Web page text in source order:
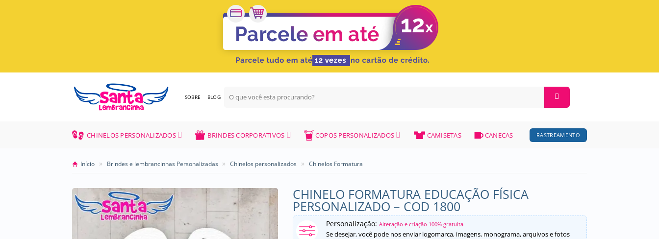
SOBRE BLOG
por:
CHINELOS PERSONALIZADOS BRINDES CORPORATIVOS COPOS PERSONALIZADOS CAMISETAS CANECAS RASTREAMENTO
Início » Brindes e lembrancinhas Personalizadas » Chinelos personalizados » Chinelos Formatura
CHINELO FORMATURA EDUCAÇÃO FÍSICA
PERSONALIZADO – COD 1800
Personalização: Alteração e criação 100% gratuita
Se desejar, você pode nos enviar logomarca, imagens, monograma, arquivos e fotos